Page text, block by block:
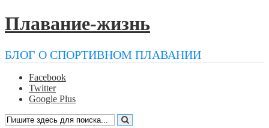
Плавание-жизнь
БЛОГ О СПОРТИВНОМ ПЛАВАНИИ
Facebook
Twitter
Google Plus